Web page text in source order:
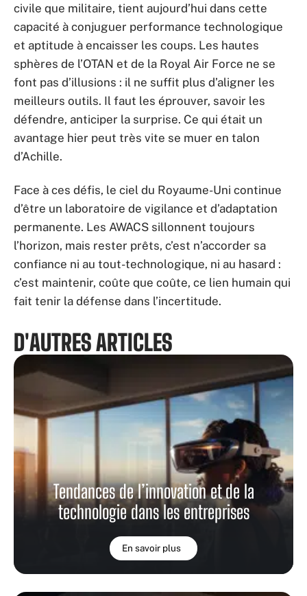
civile que militaire, tient aujourd’hui dans cette
capacité à conjuguer performance technologique
et aptitude à encaisser les coups. Les hautes
sphères de l’OTAN et de la Royal Air Force ne se
font pas d’illusions : il ne suffit plus d’aligner les
meilleurs outils. Il faut les éprouver, savoir les
défendre, anticiper la surprise. Ce qui était un
avantage hier peut très vite se muer en talon
d’Achille.
Face à ces défis, le ciel du Royaume-Uni continue
d’être un laboratoire de vigilance et d’adaptation
permanente. Les AWACS sillonnent toujours
l’horizon, mais rester prêts, c’est n’accorder sa
confiance ni au tout-technologique, ni au hasard :
c’est maintenir, coûte que coûte, ce lien humain qui
fait tenir la défense dans l’incertitude.
D'AUTRES ARTICLES
Tendances de l’innovation et de la
technologie dans les entreprises
En savoir plus